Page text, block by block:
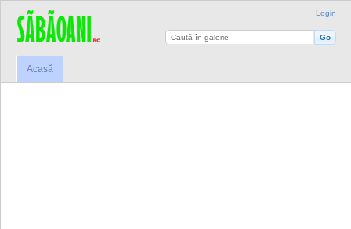
Login
Acasă